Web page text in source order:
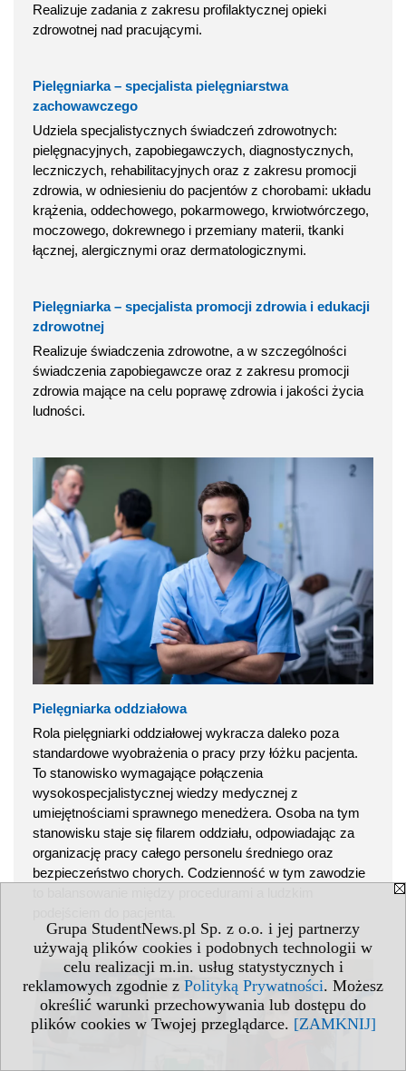
Grupa StudentNews.pl Sp. z o.o. i jej partnerzy
używają plików cookies i podobnych technologii w
celu realizacji m.in. usług statystycznych i
reklamowych zgodnie z Polityką Prywatności. Możesz
określić warunki przechowywania lub dostępu do
plików cookies w Twojej przeglądarce. [ZAMKNIJ]
Realizuje zadania z zakresu profilaktycznej opieki
zdrowotnej nad pracującymi.
Pielęgniarka – specjalista pielęgniarstwa
zachowawczego
Udziela specjalistycznych świadczeń zdrowotnych:
pielęgnacyjnych, zapobiegawczych, diagnostycznych,
leczniczych, rehabilitacyjnych oraz z zakresu promocji
zdrowia, w odniesieniu do pacjentów z chorobami: układu
krążenia, oddechowego, pokarmowego, krwiotwórczego,
moczowego, dokrewnego i przemiany materii, tkanki
łącznej, alergicznymi oraz dermatologicznymi.
Pielęgniarka – specjalista promocji zdrowia i edukacji
zdrowotnej
Realizuje świadczenia zdrowotne, a w szczególności
świadczenia zapobiegawcze oraz z zakresu promocji
zdrowia mające na celu poprawę zdrowia i jakości życia
ludności.
Pielęgniarka oddziałowa
Rola pielęgniarki oddziałowej wykracza daleko poza
standardowe wyobrażenia o pracy przy łóżku pacjenta.
To stanowisko wymagające połączenia
wysokospecjalistycznej wiedzy medycznej z
umiejętnościami sprawnego menedżera. Osoba na tym
stanowisku staje się filarem oddziału, odpowiadając za
organizację pracy całego personelu średniego oraz
bezpieczeństwo chorych. Codzienność w tym zawodzie